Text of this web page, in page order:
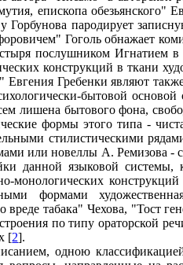
епископа обезьянского"
у Горбунова пародирует
Гоголь обнажает
послушником Игнатием
конструкций в ткани
Евгения Гребенки являют
бытовой
лишена бытового фона,
формы этого типа -
стилистическими
или новеллы А. Ремизова -
данной языковой
монологических
формами
вреде табака" Чехова, "Тост
по типу ораторской
[2].
одною